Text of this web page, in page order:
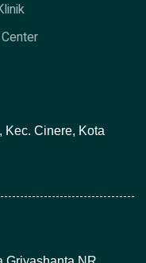
Kec. Cinere, Kota